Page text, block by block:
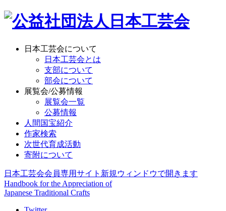
日本工芸会について
日本工芸会とは
支部について
部会について
展覧会/公募情報
展覧会一覧
公募情報
人間国宝紹介
作家検索
次世代育成活動
寄附について
日本工芸会会員専用サイト 新規ウィンドウで開きます
Handbook for the Appreciation of
Japanese Traditional Crafts